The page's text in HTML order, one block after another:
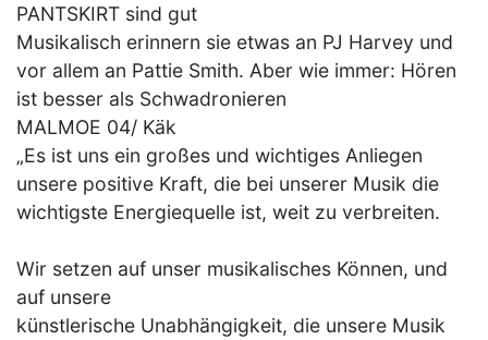
PANTSKIRT sind gut
Musikalisch erinnern sie etwas an PJ Harvey und
vor allem an Pattie Smith. Aber wie immer: Hören
ist besser als Schwadronieren
MALMOE 04/ Käk
„Es ist uns ein großes und wichtiges Anliegen
unsere positive Kraft, die bei unserer Musik die
wichtigste Energiequelle ist, weit zu verbreiten.
Wir setzen auf unser musikalisches Können, und
auf unsere
künstlerische Unabhängigkeit, die unsere Musik